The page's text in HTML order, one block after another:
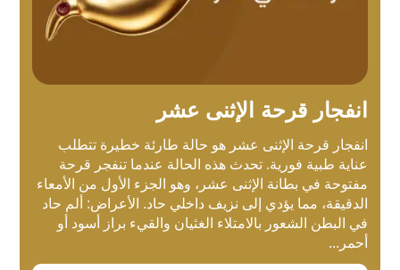
انفجار قرحة الإثنى عشر
انفجار قرحة الإثنى عشر هو حالة طارئة خطيرة تتطلب
عناية طبية فورية. تحدث هذه الحالة عندما تنفجر قرحة
مفتوحة في بطانة الإثنى عشر، وهو الجزء الأول من الأمعاء
الدقيقة، مما يؤدي إلى نزيف داخلي حاد. الأعراض: ألم حاد
في البطن الشعور بالامتلاء الغثيان والقيء براز أسود أو
أحمر...